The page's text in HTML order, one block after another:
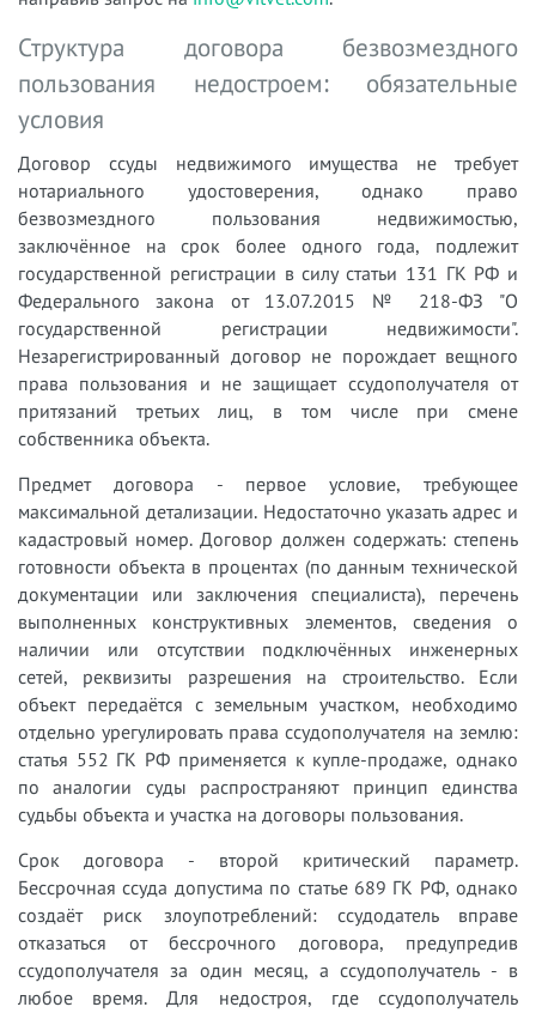
Структура договора безвозмездного
пользования недостроем: обязательные
условия
Договор ссуды недвижимого имущества не требует
нотариального удостоверения, однако право
безвозмездного пользования недвижимостью,
заключённое на срок более одного года, подлежит
государственной регистрации в силу статьи 131 ГК РФ и
Федерального закона от 13.07.2015 № 218-ФЗ "О
государственной регистрации недвижимости".
Незарегистрированный договор не порождает вещного
права пользования и не защищает ссудополучателя от
притязаний третьих лиц, в том числе при смене
собственника объекта.
Предмет договора - первое условие, требующее
максимальной детализации. Недостаточно указать адрес и
кадастровый номер. Договор должен содержать: степень
готовности объекта в процентах (по данным технической
документации или заключения специалиста), перечень
выполненных конструктивных элементов, сведения о
наличии или отсутствии подключённых инженерных
сетей, реквизиты разрешения на строительство. Если
объект передаётся с земельным участком, необходимо
отдельно урегулировать права ссудополучателя на землю:
статья 552 ГК РФ применяется к купле-продаже, однако
по аналогии суды распространяют принцип единства
судьбы объекта и участка на договоры пользования.
Срок договора - второй критический параметр.
Бессрочная ссуда допустима по статье 689 ГК РФ, однако
создаёт риск злоупотреблений: ссудодатель вправе
отказаться от бессрочного договора, предупредив
ссудополучателя за один месяц, а ссудополучатель - в
любое время. Для недостроя, где ссудополучатель